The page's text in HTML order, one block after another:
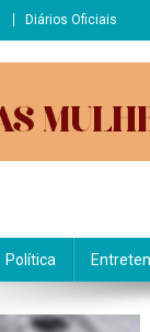
Diários Oficiais
Política